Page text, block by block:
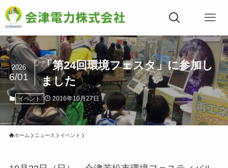
「第24回環境フェスタ」に参加し
ました
2026
6/01
イベント 2016年10月27日
ホーム ニュース イベント